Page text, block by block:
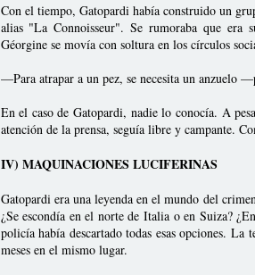
Con el tiempo, Gatopardi había construido un
alias "La Connoisseur". Se rumoraba que era
Géorgine se movía con soltura en los círculos
—Para atrapar a un pez, se necesita un anzuelo
En el caso de Gatopardi, nadie lo conocía. A
atención de la prensa, seguía libre y campante.
IV) MAQUINACIONES LUCIFERINAS
Gatopardi era una leyenda en el mundo del
¿Se escondía en el norte de Italia o en Suiza?
policía había descartado todas esas opciones. La
meses en el mismo lugar.